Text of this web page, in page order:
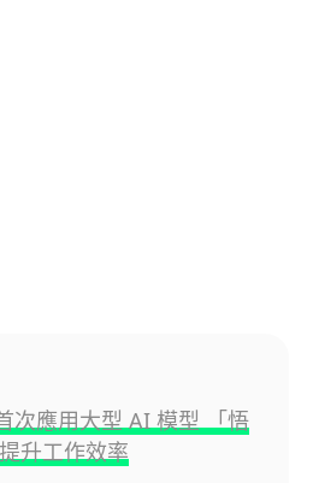
次應用大型 AI 模型 「悟
升工作效率